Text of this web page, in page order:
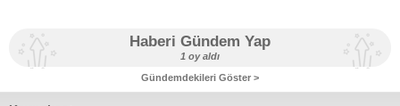
Haberi Gündem Yap
1 oy aldı
Gündemdekileri Göster >